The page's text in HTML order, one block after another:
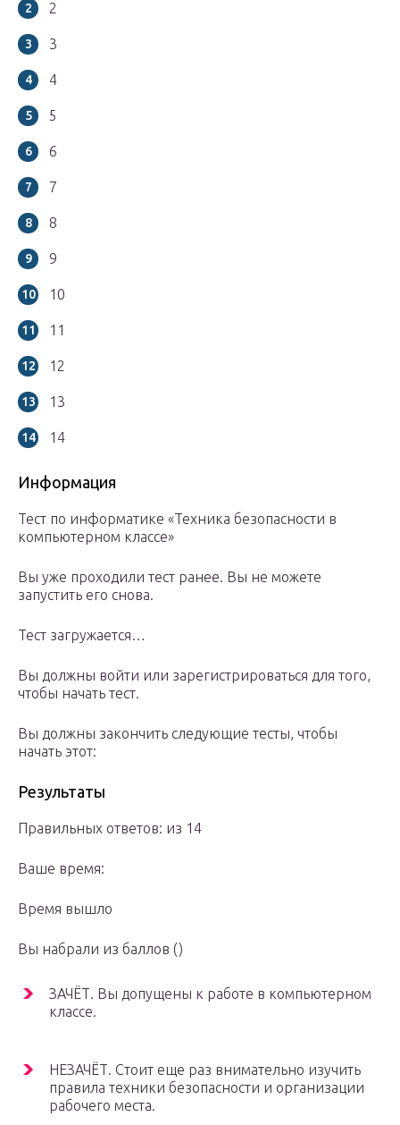
2
3
4
5
6
7
8
9
10
11
12
13
14
Информация
Тест по информатике «Техника безопасности в
компьютерном классе»
Вы уже проходили тест ранее. Вы не можете
запустить его снова.
Тест загружается…
Вы должны войти или зарегистрироваться для того,
чтобы начать тест.
Вы должны закончить следующие тесты, чтобы
начать этот:
Результаты
Правильных ответов: из 14
Ваше время:
Время вышло
Вы набрали из баллов ()
ЗАЧЁТ. Вы допущены к работе в компьютерном
классе.
НЕЗАЧЁТ. Стоит еще раз внимательно изучить
правила техники безопасности и организации
рабочего места.